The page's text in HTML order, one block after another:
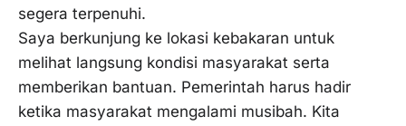
segera terpenuhi.
Saya berkunjung ke lokasi kebakaran untuk
melihat langsung kondisi masyarakat serta
memberikan bantuan. Pemerintah harus hadir
ketika masyarakat mengalami musibah. Kita